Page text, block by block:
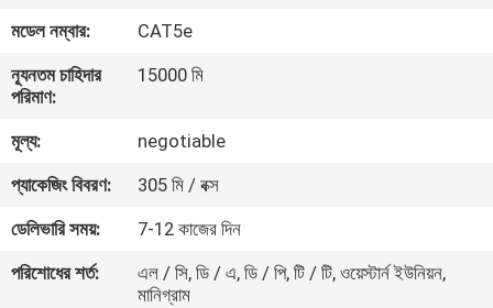
আমাদের
সম্পর্কে
কারখানা
ভ্রমণ
মান
মডেল নম্বার:
CAT5e
ন্যূনতম চাহিদার
পরিমাণ:
15000 মি
মূল্য:
negotiable
প্যাকেজিং বিবরণ:
305 মি / বক্স
ডেলিভারি সময়:
7-12 কাজের দিন
পরিশোধের শর্ত:
এল / সি, ডি / এ, ডি / পি, টি / টি, ওয়েস্টার্ন ইউনিয়ন,
মানিগ্রাম